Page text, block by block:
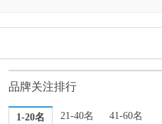
品牌关注排行
1-20名 21-40名 41-60名